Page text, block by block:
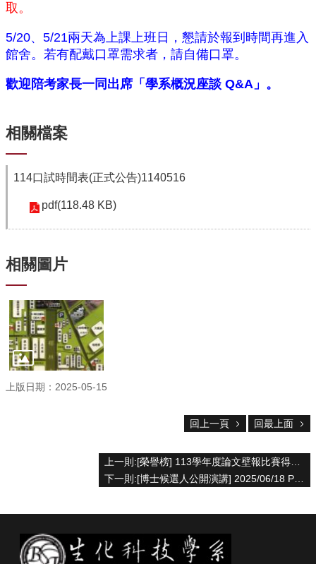
中
捐
款
專
區
首
大
生
院
首
頁
網
站
導
覽
聯
絡
學
系
簡
取。
5/20、5/21兩天為上課上班日，懇請於報到時間再進入
館舍。若有配戴口罩需求者，請自備口罩。
歡迎陪考家長一同出席「學系概況座談 Q&A」。
相關檔案
114口試時間表(正式公告)1140516
pdf(118.48 KB)
相關圖片
上版日期：2025-05-15
回上一頁 回最上面